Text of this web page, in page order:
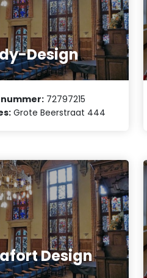
Design
nummer: 72797215
Grote Beerstraat 444
Design